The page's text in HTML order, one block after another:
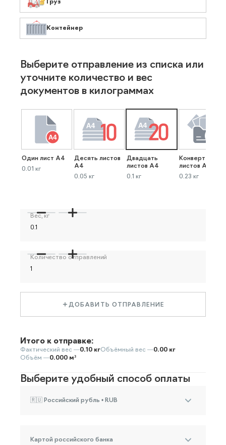
Груз
Контейнер
Выберите отправление из списка или
уточните количество и вес
документов в килограммах
Один лист А4
0.01 кг
Десять листов
А4
0.05 кг
Двадцать
листов А4
0.1 кг
Конверт до 40
листов А4
0.23 кг
Вес, кг
Количество отправлений
ДОБАВИТЬ ОТПРАВЛЕНИЕ
Итого к отправке:
Фактический вес —0.10 кгОбъёмный вес —0.00 кг
Объём —0.000 м³
Выберите удобный способ оплаты
🇷🇺 Российский рубль • RUB
Картой российского банка